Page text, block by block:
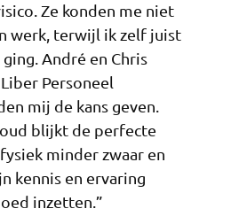
Ze konden me niet
werk, terwijl ik zelf juist
ging. André en Chris
Personeel
mij de kans geven.
blijkt de perfecte
minder zwaar en
kennis en ervaring
inzetten.”